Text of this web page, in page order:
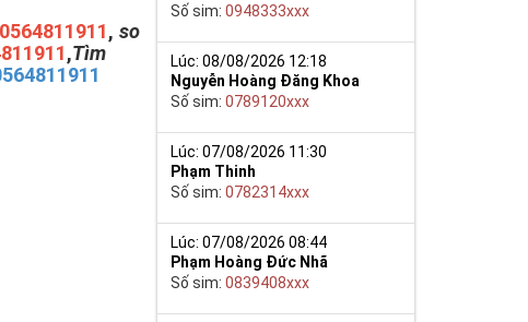
, so
,Tìm
Số sim:0948333xxx
Lúc: 08/08/2026 12:18
Nguyễn Hoàng Đăng Khoa
Số sim:0789120xxx
Lúc: 07/08/2026 11:30
Phạm Thinh
Số sim:0782314xxx
Lúc: 07/08/2026 08:44
Phạm Hoàng Đức Nhã
Số sim:0839408xxx